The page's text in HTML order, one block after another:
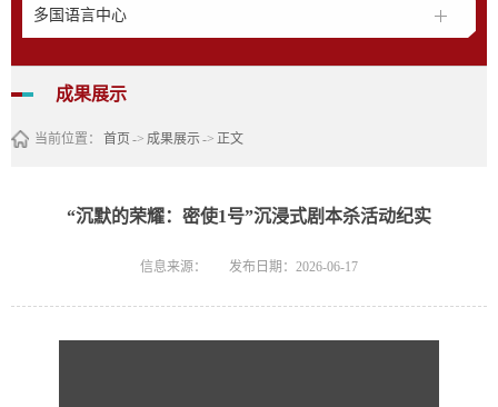
多国语言中心
成果展示
当前位置： 首页 -> 成果展示-> 正文
“沉默的荣耀：密使1号”沉浸式剧本杀活动纪实
信息来源： 发布日期：2026-06-17